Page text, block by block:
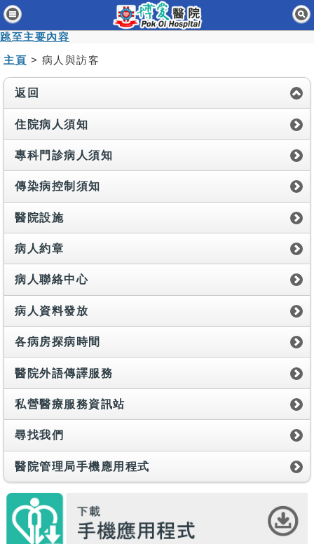
跳至主要內容
主頁
醫療服務
醫護專業人員
消息及活動
關於我們
聯絡我們
免責聲明
無障礙聲明
職員專用
主頁 > 病人與訪客
返回
住院病人須知
專科門診病人須知
傳染病控制須知
醫院設施
病人約章
病人聯絡中心
病人資料發放
各病房探病時間
醫院外語傳譯服務
私營醫療服務資訊站
尋找我們
醫院管理局手機應用程式